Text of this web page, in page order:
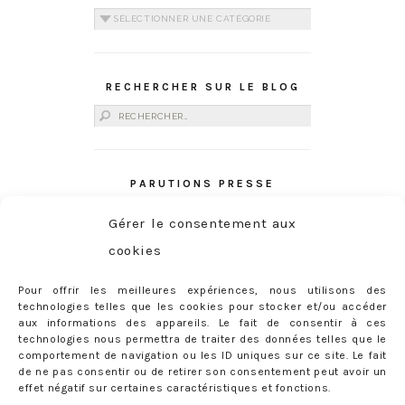
Gérer le consentement aux
cookies
Pour offrir les meilleures expériences, nous utilisons des
technologies telles que les cookies pour stocker et/ou accéder
aux informations des appareils. Le fait de consentir à ces
technologies nous permettra de traiter des données telles que le
comportement de navigation ou les ID uniques sur ce site. Le fait
de ne pas consentir ou de retirer son consentement peut avoir un
effet négatif sur certaines caractéristiques et fonctions.
Catégories
RECHERCHER SUR LE BLOG
Rechercher :
PARUTIONS PRESSE